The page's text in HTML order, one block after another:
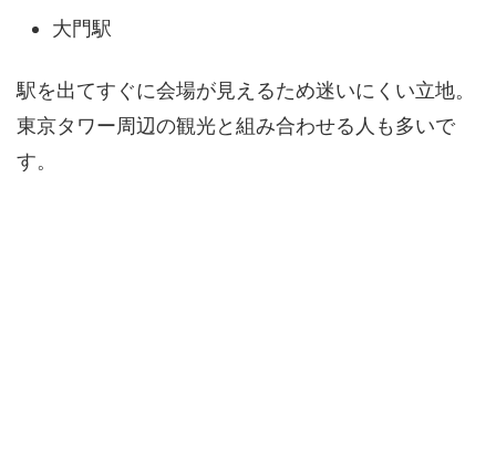
大門駅
駅を出てすぐに会場が見えるため迷いにくい立地。
東京タワー周辺の観光と組み合わせる人も多いで
す。